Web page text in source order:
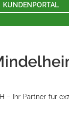
KUNDENPORTAL
Ihr Partner für